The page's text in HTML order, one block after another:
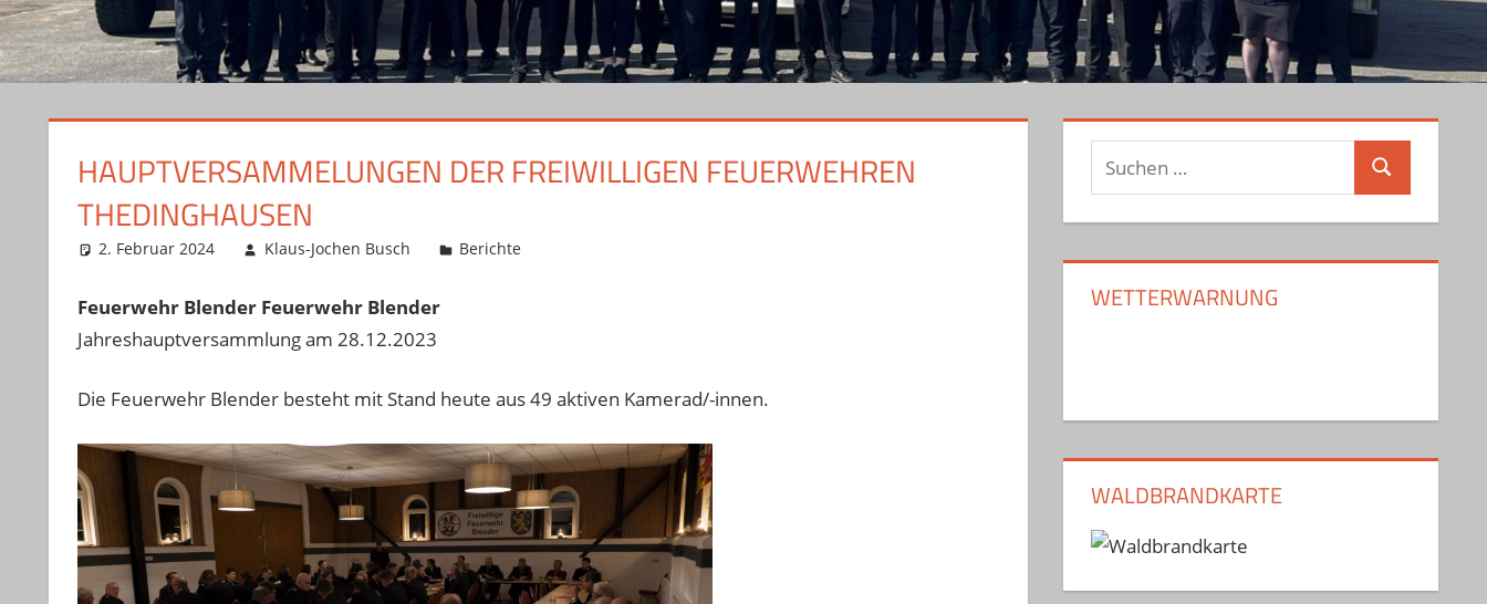
HAUPTVERSAMMELUNGEN DER FREIWILLIGEN FEUERWEHREN
THEDINGHAUSEN
2. Februar 2024 Klaus-Jochen Busch Berichte
Feuerwehr Blender Feuerwehr Blender
Jahreshauptversammlung am 28.12.2023
Die Feuerwehr Blender besteht mit Stand heute aus 49 aktiven Kamerad/-innen.
Suchen
nach:
Suchen
WETTERWARNUNG
WALDBRANDKARTE